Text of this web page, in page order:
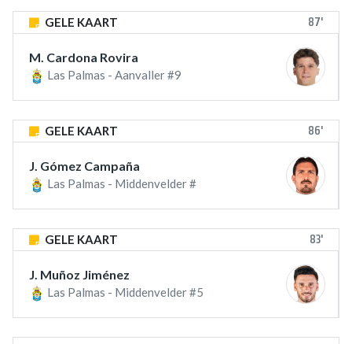
GELE KAART 87'
M. Cardona Rovira
Las Palmas - Aanvaller #9
GELE KAART 86'
J. Gómez Campaña
Las Palmas - Middenvelder #
GELE KAART 83'
J. Muñoz Jiménez
Las Palmas - Middenvelder #5